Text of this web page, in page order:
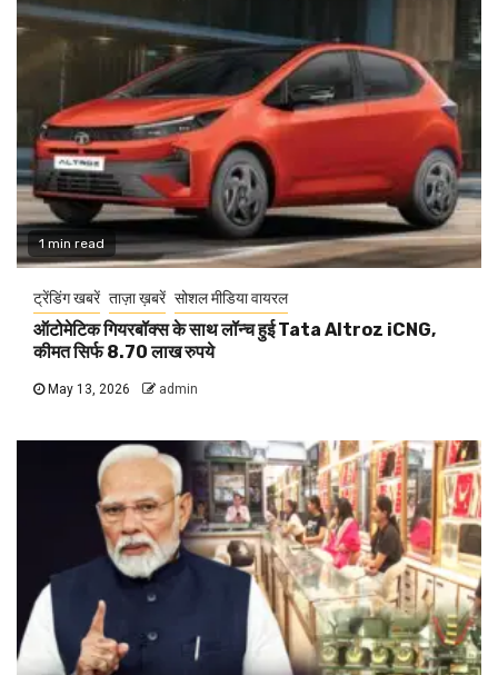
1 min read
ट्रेंडिंग खबरें ताज़ा ख़बरें सोशल मीडिया वायरल
ऑटोमेटिक गियरबॉक्स के साथ लॉन्च हुई Tata Altroz iCNG,
कीमत सिर्फ 8.70 लाख रुपये
May 13, 2026 admin